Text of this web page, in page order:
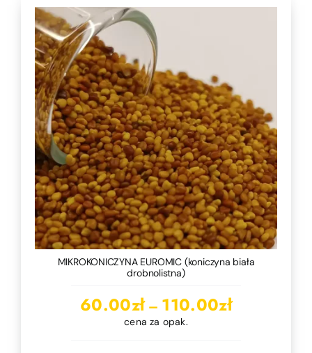
MIKROKONICZYNA EUROMIC (koniczyna biała
drobnolistna)
60.00zł – 110.00złZakres
cena za opak.